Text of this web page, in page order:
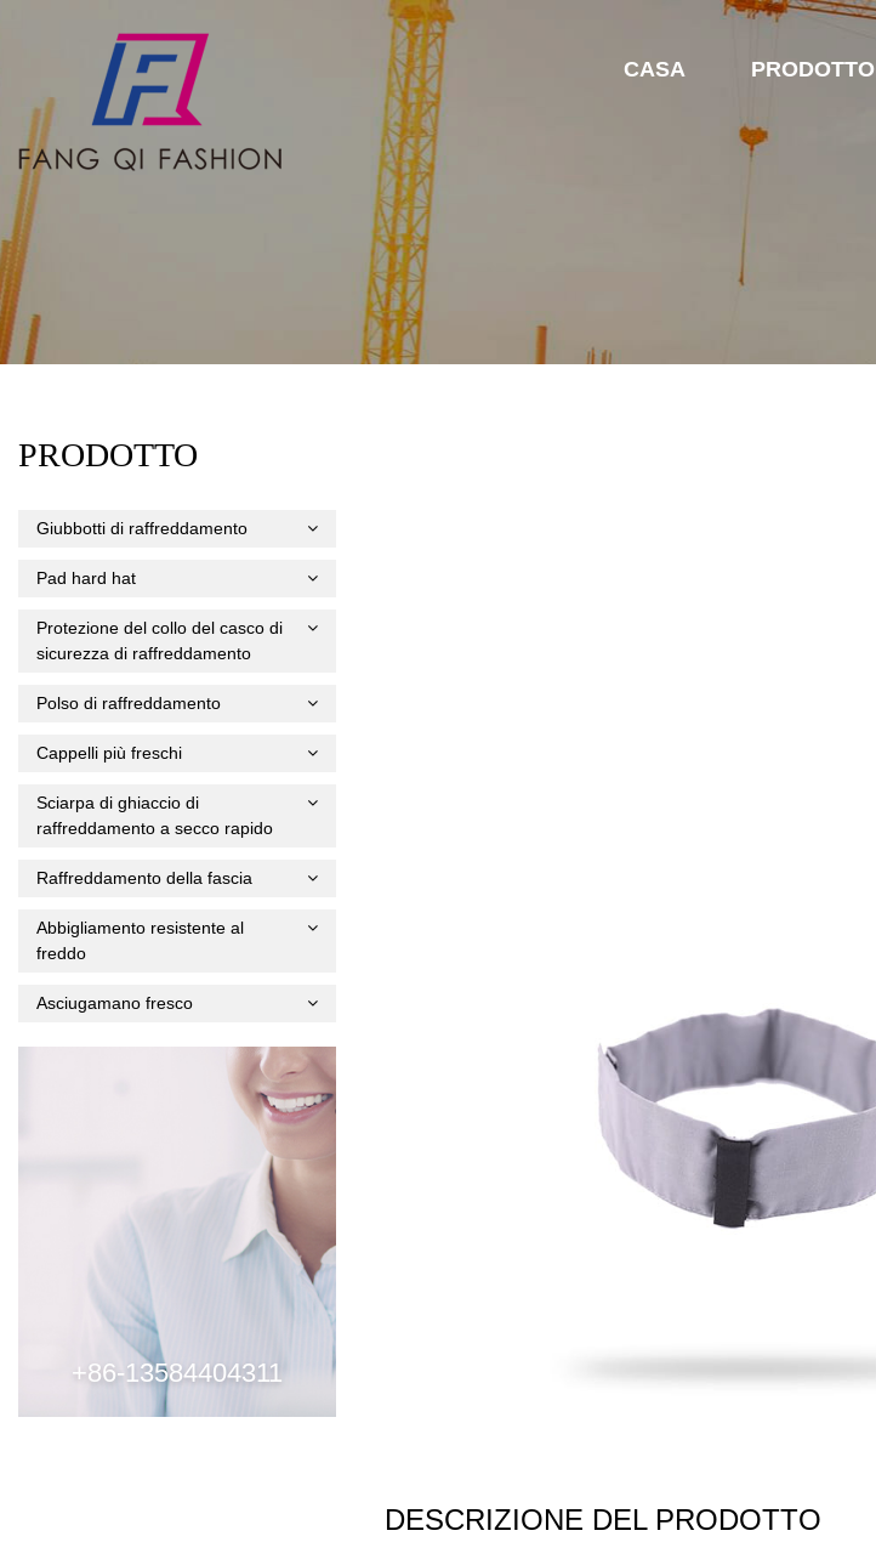
CASA PRODOTTO
PRODOTTO
Giubbotti di raffreddamento
Pad hard hat
Protezione del collo del casco di
sicurezza di raffreddamento
Polso di raffreddamento
Cappelli più freschi
Sciarpa di ghiaccio di
raffreddamento a secco rapido
Raffreddamento della fascia
Abbigliamento resistente al
freddo
Asciugamano fresco
+86-13584404311
DESCRIZIONE DEL PRODOTTO